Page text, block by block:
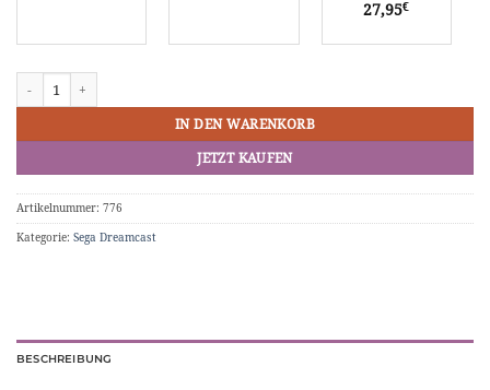
27,95€
IN DEN WARENKORB
JETZT KAUFEN
Artikelnummer: 776
Kategorie: Sega Dreamcast
BESCHREIBUNG